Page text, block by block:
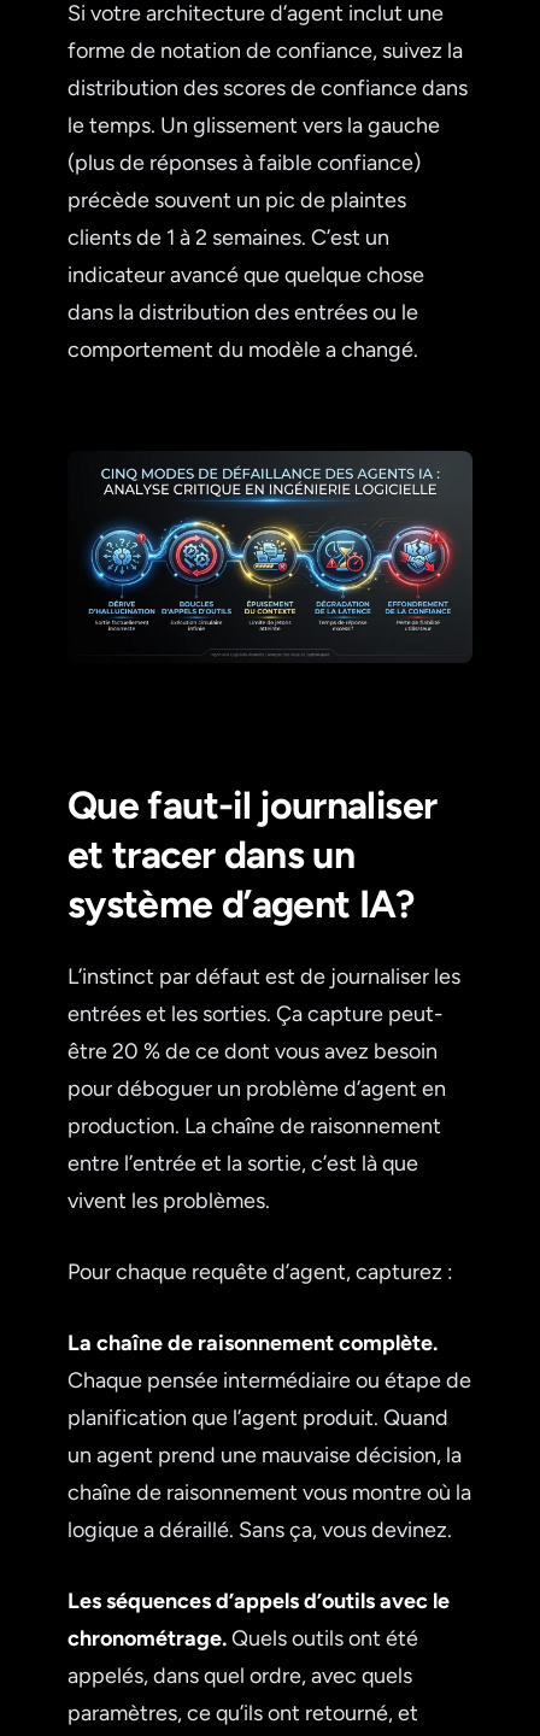
Si votre architecture d’agent inclut une
forme de notation de confiance, suivez la
distribution des scores de confiance dans
le temps. Un glissement vers la gauche
(plus de réponses à faible confiance)
précède souvent un pic de plaintes
clients de 1 à 2 semaines. C’est un
indicateur avancé que quelque chose
dans la distribution des entrées ou le
comportement du modèle a changé.
Que faut-il journaliser
et tracer dans un
système d’agent IA?
L’instinct par défaut est de journaliser les
entrées et les sorties. Ça capture peut-
être 20 % de ce dont vous avez besoin
pour déboguer un problème d’agent en
production. La chaîne de raisonnement
entre l’entrée et la sortie, c’est là que
vivent les problèmes.
Pour chaque requête d’agent, capturez :
La chaîne de raisonnement complète.
Chaque pensée intermédiaire ou étape de
planification que l’agent produit. Quand
un agent prend une mauvaise décision, la
chaîne de raisonnement vous montre où la
logique a déraillé. Sans ça, vous devinez.
Les séquences d’appels d’outils avec le
chronométrage.Quels outils ont été
appelés, dans quel ordre, avec quels
paramètres, ce qu’ils ont retourné, et